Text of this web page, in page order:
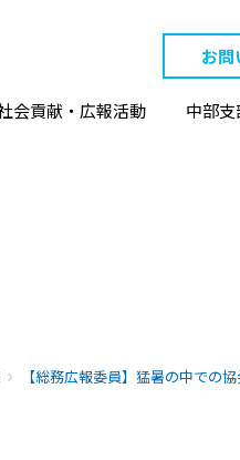
お問
会貢献・広報活動 中部
【総務広報委員】猛暑の中での